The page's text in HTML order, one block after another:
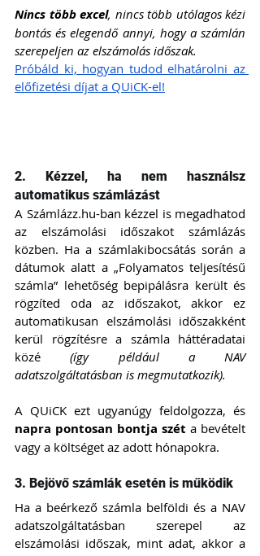
Nincs több excel, nincs több utólagos kézi
bontás és elegendő annyi, hogy a számlán
szerepeljen az elszámolás időszak.
Próbáld ki, hogyan tudod elhatárolni az
előfizetési díjat a QUiCK-el!
2. Kézzel, ha nem használsz
automatikus számlázást
A Számlázz.hu-ban kézzel is megadhatod
az elszámolási időszakot számlázás
közben. Ha a számlakibocsátás során a
dátumok alatt a „Folyamatos teljesítésű
számla” lehetőség bepipálásra került és
rögzíted oda az időszakot, akkor ez
automatikusan elszámolási időszakként
kerül rögzítésre a számla háttéradatai
közé (így például a NAV
adatszolgáltatásban is megmutatkozik).
napra pontosan bontja szét a bevételt
vagy a költséget az adott hónapokra.
3. Bejövő számlák esetén is működik
Ha a beérkező számla belföldi és a NAV
adatszolgáltatásban szerepel az
elszámolási időszak, mint adat, akkor a